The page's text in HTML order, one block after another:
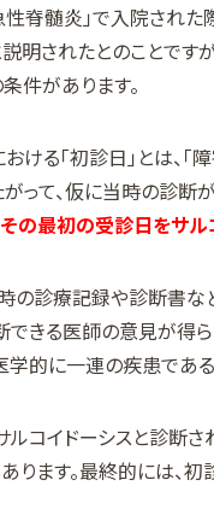
性脊髄炎」で入院され
明されたとのことです
件があります。
ける「初診日」とは、
がって、仮に当時の診断
その最初の受診日をサル
の診療記録や診断書な
できる医師の意見が得
学的に一連の疾患であ
ルコイドーシスと診断
ります。最終的には